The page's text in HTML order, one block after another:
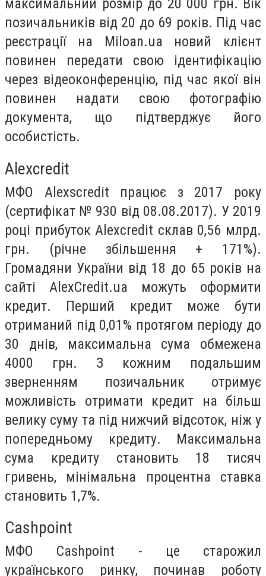
максимальний розмір до 20 000 грн. Вік
позичальників від 20 до 69 років. Під час
реєстрації на Miloan.ua новий клієнт
повинен передати свою ідентифікацію
через відеоконференцію, під час якої він
повинен надати свою фотографію
документа, що підтверджує його
особистість.
Alexcredit
МФО Aleхsсredit працює з 2017 року
(сертифікат № 930 від 08.08.2017). У 2019
році прибуток Aleхсredit склав 0,56 млрд.
грн. (річне збільшення + 171%).
Громадяни України від 18 до 65 років на
сайті AlexCredit.ua можуть оформити
кредит. Перший кредит може бути
отриманий під 0,01% протягом періоду до
30 днів, максимальна сума обмежена
4000 грн. З кожним подальшим
зверненням позичальник отримує
можливість отримати кредит на більш
велику суму та під нижчий відсоток, ніж у
попередньому кредиту. Максимальна
сума кредиту становить 18 тисяч
гривень, мінімальна процентна ставка
становить 1,7%.
Cashpoint
МФО Cashpoint - це старожил
українського ринку, починав роботу